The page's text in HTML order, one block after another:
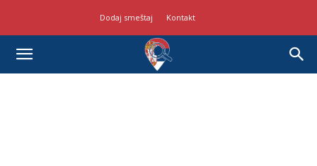
Dodaj smeštaj Kontakt